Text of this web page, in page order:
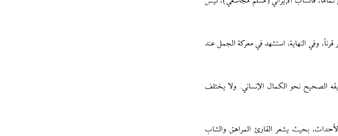
وفي النهاية، استشهد في معركة الجمل عند
الصحيح نحو الكمال الإنساني. ولا يختلف
بحيث يشعر القارئ المراهق والشاب